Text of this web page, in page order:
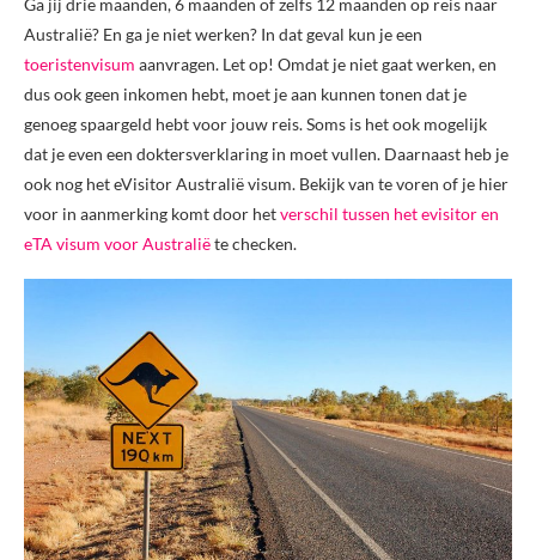
Ga jij drie maanden, 6 maanden of zelfs 12 maanden op reis naar
Australië? En ga je niet werken? In dat geval kun je een
toeristenvisum aanvragen. Let op! Omdat je niet gaat werken, en
dus ook geen inkomen hebt, moet je aan kunnen tonen dat je
genoeg spaargeld hebt voor jouw reis. Soms is het ook mogelijk
dat je even een doktersverklaring in moet vullen. Daarnaast heb je
ook nog het eVisitor Australië visum. Bekijk van te voren of je hier
voor in aanmerking komt door hetverschil tussen het evisitor en
eTA visum voor Australiëte checken.